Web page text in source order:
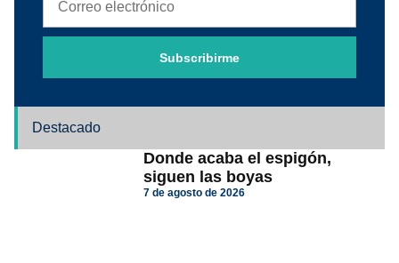
Subscribirme
Destacado
Donde acaba el espigón,
siguen las boyas
7 de agosto de 2026